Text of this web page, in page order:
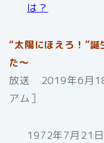
は？
“太陽にほえろ！”誕
た～
放送 2019年6月
アム］
1972年7月21